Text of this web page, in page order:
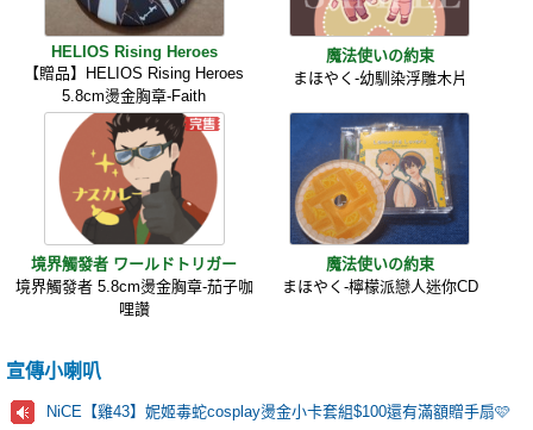
HELIOS Rising Heroes
【贈品】HELIOS Rising Heroes
5.8cm燙金胸章-Faith
魔法使いの約束
まほやく-幼馴染浮雕木片
境界觸發者 ワールドトリガー
境界觸發者 5.8cm燙金胸章-茄子咖
哩讚
魔法使いの約束
まほやく-檸檬派戀人迷你CD
宣傳小喇叭
NiCE【雞43】妮姬毒蛇cosplay燙金小卡套組$100還有滿額贈手扇🩷